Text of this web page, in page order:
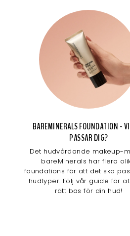
BAREMINERALS FOUNDATION -
PASSAR DIG?
Det hudvårdande makeup-
bareMinerals har flera
foundations för att det ska
hudtyper. Följ vår guide för
rätt bas för din hud!